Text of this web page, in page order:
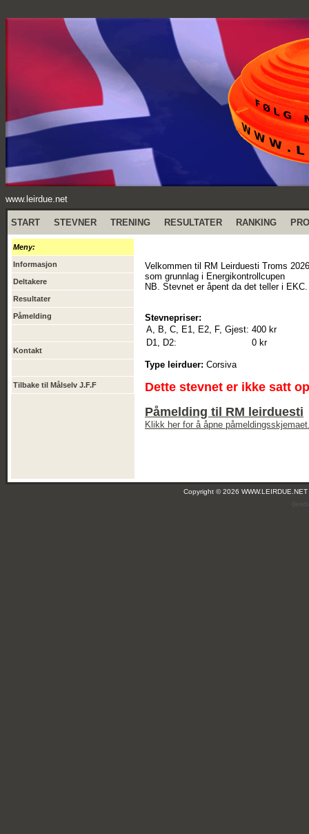
www.leirdue.net
START STEVNER TRENING RESULTATER RANKING
Meny:
Informasjon
Deltakere
Resultater
Påmelding
Kontakt
Tilbake til Målselv J.F.F
Velkommen til RM Leirduesti Troms
som grunnlag i Energikontrollcupen
NB. Stevnet er åpent da det teller i
Stevnepriser:
A, B, C, E1, E2, F, Gjest: 400 kr
D1, D2:
0 kr
Type leirduer: Corsiva
Dette stevnet er ikke satt
Påmelding til RM leirduesti
Klikk her for å åpne
Copyright © 2026